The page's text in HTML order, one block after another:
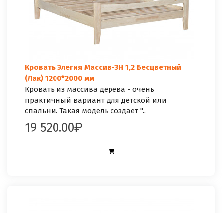
Кровать Элегия Массив-3Н 1,2 Бесцветный
(Лак) 1200*2000 мм
Кровать из массива дерева - очень
практичный вариант для детской или
спальни. Такая модель создает "..
19 520.00